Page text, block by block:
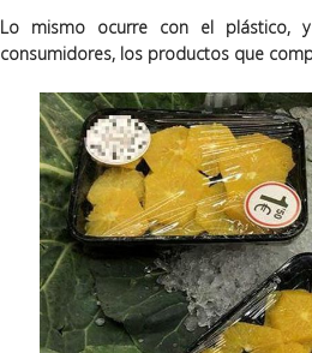
Lo mismo ocurre con el plástico,
consumidores, los productos que